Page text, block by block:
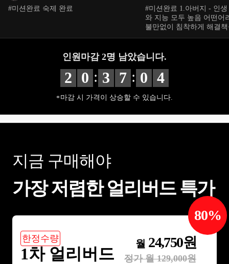
#미션완료 숙제 완료
#미션완료 1.아버지 - 인
와 지능 모두 높음 어떤어
불만없이 침착하게 해결책을
라는 커뮤니티를 만들고
과 협업하며 경제적 자유
업이라는 분야로 넓혀 자
로 돈을 버는 방법을 강의함 3.자청 -
공하며 경제적 자유를 이
개그맨. 촌철살인의 풍자
를 구사. 한국형 블랙코미
시함. 자신만의 독특한 기
숨어있던 다양한 코미디
개그맨 등을 살림 6.유재석 - 인터뷰, 유머
대한민국 대표 코미디언
을 기분나쁘게하지않으
유명 자기관리가 투철함. 사건사고와 안
티가 없는 몇 안되는 연예인. 7.이은
인원마감 2명 남았습니다.
2 0 : 3 7 : 0 3
마감 시 가격이 상승할 수 있습니다.
지금 구매해야
가장 저렴한 얼리버드 특가
한정수량
1차 얼리버드
월 24,750원
정가 월129,000원
80%